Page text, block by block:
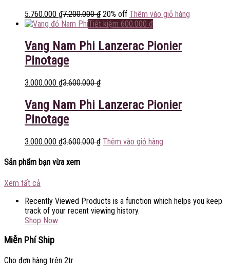
5.760.000 ₫7.200.000₫ 20% off Thêm vào giỏ hàng
Tiết kiệm 600.000 ₫
Vang Nam Phi Lanzerac Pionier
Pinotage
3.000.000 ₫3.600.000₫
Vang Nam Phi Lanzerac Pionier
Pinotage
3.000.000 ₫3.600.000₫ Thêm vào giỏ hàng
Sản phẩm bạn vừa xem
Xem tất cả
Recently Viewed Products is a function which helps you keep
track of your recent viewing history.
Shop Now
Miễn Phí Ship
Cho đơn hàng trên 2tr